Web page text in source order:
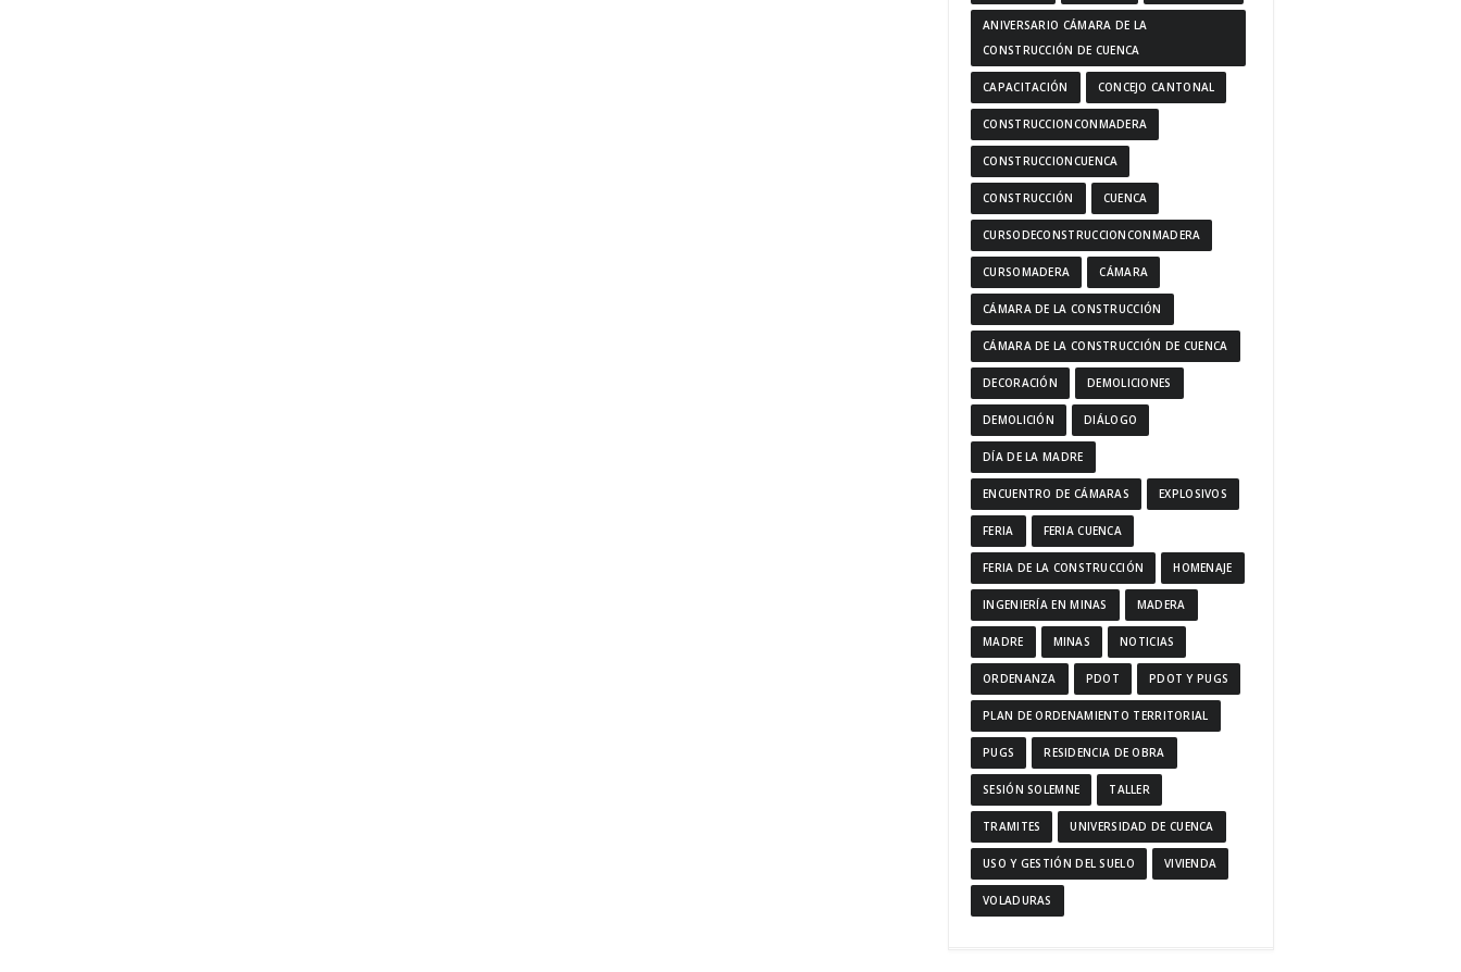
ANIVERSARIO CÁMARA DE LA
CONSTRUCCIÓN DE CUENCA
CAPACITACIÓN CONCEJO CANTONAL
CONSTRUCCIONCONMADERA
CONSTRUCCIONCUENCA
CONSTRUCCIÓN CUENCA
CURSODECONSTRUCCIONCONMADERA
CURSOMADERA CÁMARA
CÁMARA DE LA CONSTRUCCIÓN
CÁMARA DE LA CONSTRUCCIÓN DE CUENCA
DECORACIÓN DEMOLICIONES
DEMOLICIÓN DIÁLOGO
DÍA DE LA MADRE
ENCUENTRO DE CÁMARAS EXPLOSIVOS
FERIA FERIA CUENCA
FERIA DE LA CONSTRUCCIÓN HOMENAJE
INGENIERÍA EN MINAS MADERA
MADRE MINAS NOTICIAS
ORDENANZA PDOT PDOT Y PUGS
PLAN DE ORDENAMIENTO TERRITORIAL
PUGS RESIDENCIA DE OBRA
SESIÓN SOLEMNE TALLER
TRAMITES UNIVERSIDAD DE CUENCA
USO Y GESTIÓN DEL SUELO VIVIENDA
VOLADURAS